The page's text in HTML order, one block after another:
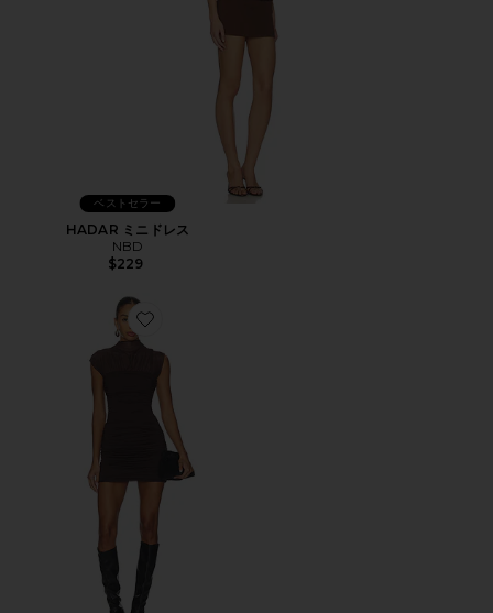
ベストセラー
HADAR ミニドレス
NBD
$229
Favorite PAOLA ドレス